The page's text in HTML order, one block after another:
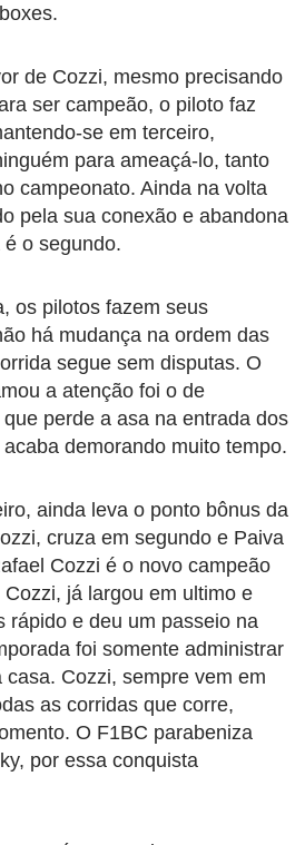
de Cozzi, mesmo precisando
ser campeão, o piloto faz
se em terceiro,
para ameaçá-lo, tanto
campeonato. Ainda na volta
pela sua conexão e abandona
o segundo.
os pilotos fazem seus
há mudança na ordem das
segue sem disputas. O
a atenção foi o de
perde a asa na entrada dos
demorando muito tempo.
ainda leva o ponto bônus da
cruza em segundo e Paiva
Cozzi é o novo campeão
já largou em ultimo e
rápido e deu um passeio na
foi somente administrar
Cozzi, sempre vem em
as corridas que corre,
O F1BC parabeniza
por essa conquista